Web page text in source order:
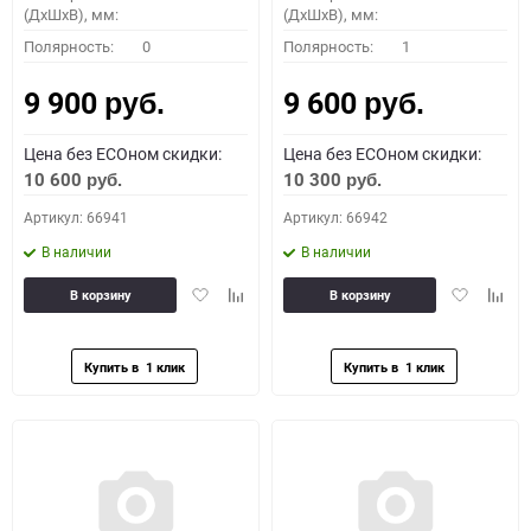
(ДхШхВ), мм:
Полярность: 0
9 900 руб.
Цена без ECOном скидки:
10 600 руб.
Артикул: 66941
В наличии
ДобавитьДобавить
В корзину
(ДхШхВ), мм:
Полярность: 1
9 600 руб.
Цена без ECOном скидки:
10 300 руб.
Артикул: 66942
В наличии
Добавить
В корзину